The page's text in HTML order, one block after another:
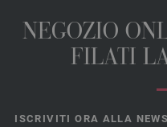
NEGOZIO
FILATI
ISCRIVITI ORA ALLA